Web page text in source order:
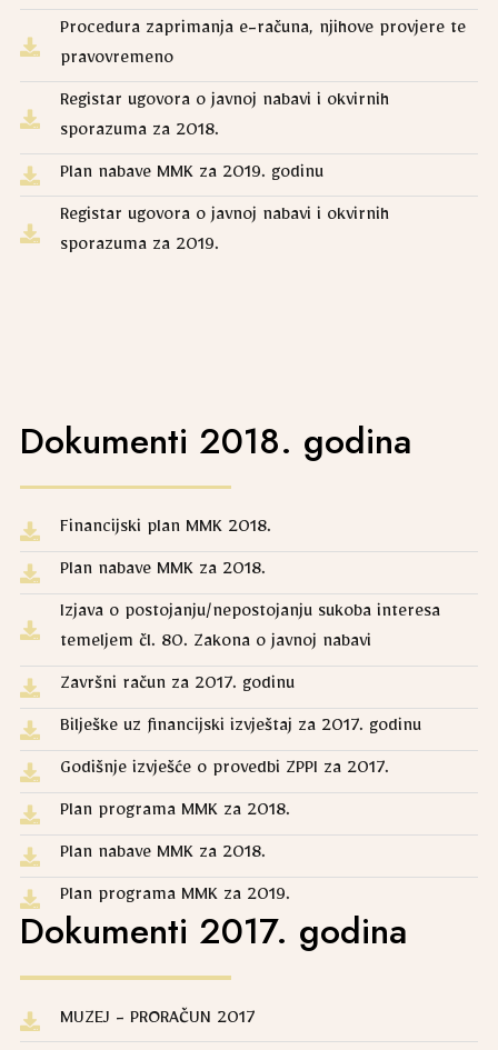
Procedura zaprimanja e-računa, njihove provjere te
pravovremeno
Registar ugovora o javnoj nabavi i okvirnih
sporazuma za 2018.
Plan nabave MMK za 2019. godinu
Registar ugovora o javnoj nabavi i okvirnih
sporazuma za 2019.
Dokumenti 2018. godina
Financijski plan MMK 2018.
Plan nabave MMK za 2018.
Izjava o postojanju/nepostojanju sukoba interesa
temeljem čl. 80. Zakona o javnoj nabavi
Završni račun za 2017. godinu
Bilješke uz financijski izvještaj za 2017. godinu
Godišnje izvješće o provedbi ZPPI za 2017.
Plan programa MMK za 2018.
Plan nabave MMK za 2018.
Plan programa MMK za 2019.
Dokumenti 2017. godina
MUZEJ - PRORAČUN 2017